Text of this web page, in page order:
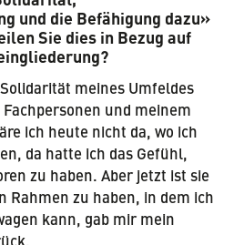
und die Befähigung dazu»
Sie dies in Bezug auf
meines Umfeldes
und meinem
ich heute nicht da, wo ich
da hatte ich das Gefühl,
zu haben. Aber jetzt ist sie
Rahmen zu haben, in dem ich
kann, gab mir mein